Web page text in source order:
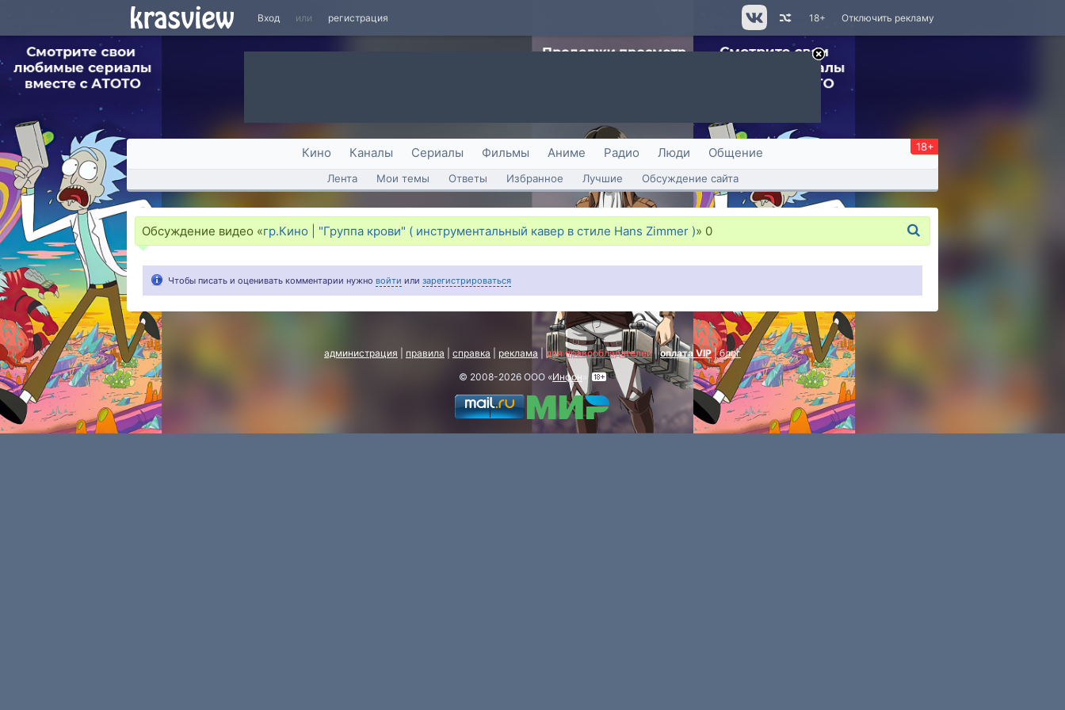
Вход или регистрация Отключить рекламу
18+
Кино Каналы Сериалы Фильмы Аниме Радио Люди Общение 18+
Лента Мои темы Ответы Избранное Лучшие Обсуждение сайта
Обсуждение видео «гр.Кино | "Группа крови" ( инструментальный кавер в стиле Hans Zimmer )» 0
Чтобы писать и оценивать комментарии нужно войти или зарегистрироваться
администрация правила справка реклама для правообладателей|оплата VIP|блог
© 2008-2026 ООО «Инфон»